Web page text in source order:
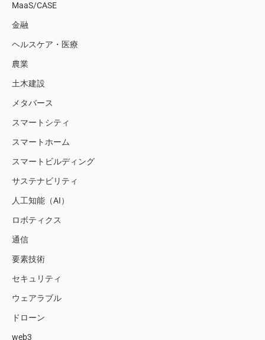
MaaS/CASE
金融
ヘルスケア・医療
農業
土木建設
メタバース
スマートシティ
スマートホーム
スマートビルディング
サステナビリティ
人工知能（AI）
ロボティクス
通信
要素技術
セキュリティ
ウェアラブル
ドローン
web3